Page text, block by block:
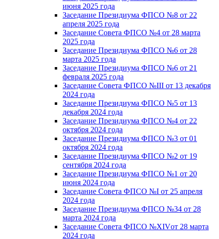
июня 2025 года
Заседание Президиума ФПСО №8 от 22
апреля 2025 года
Заседание Совета ФПСО №4 от 28 марта
2025 года
Заседание Президиума ФПСО №6 от 28
марта 2025 года
Заседание Президиума ФПСО №6 от 21
февраля 2025 года
Заседание Совета ФПСО №III от 13 декабря
2024 года
Заседание Президиума ФПСО №5 от 13
декабря 2024 года
Заседание Президиума ФПСО №4 от 22
октября 2024 года
Заседание Президиума ФПСО №3 от 01
октября 2024 года
Заседание Президиума ФПСО №2 от 19
сентября 2024 года
Заседание Президиума ФПСО №1 от 20
июня 2024 года
Заседание Совета ФПСО №I от 25 апреля
2024 года
Заседание Президиума ФПСО №34 от 28
марта 2024 года
Заседание Совета ФПСО №XIVот 28 марта
2024 года